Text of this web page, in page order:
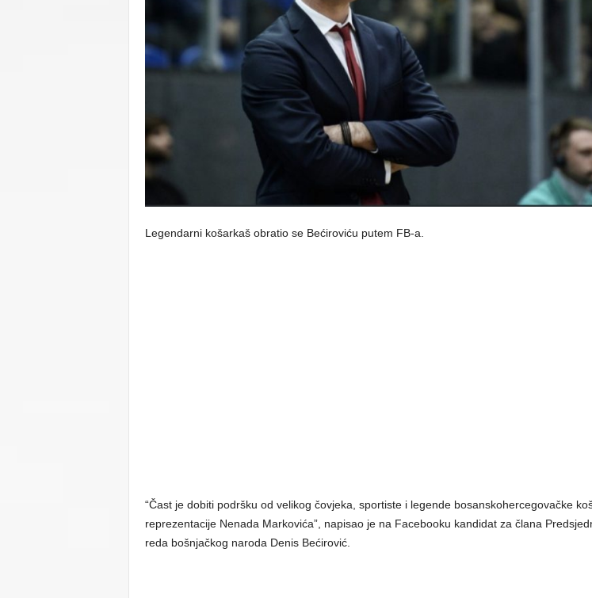
U
Legendarni košarkaš obratio se Bećiroviću putem FB-a.
“Čast je dobiti podršku od velikog čovjeka, sportiste i legende bosanskohercegovačke
reprezentacije Nenada Markovića”, napisao je na Facebooku kandidat za člana
reda bošnjačkog naroda Denis Bećirović.